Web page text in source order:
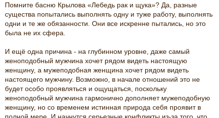
Помните басню Крылова «Лебедь рак и щука»? Да, разные
существа попытались выполнять одну и туже работу, выполнять
одни и те же обязанности. Они все искренне пытались, но это
была не их сфера.
И ещё одна причина - на глубинном уровне, даже самый
женоподобный мужчина хочет рядом видеть настоящую
женщину, а мужеподобная женщина хочет рядом видеть
настоящего мужчину. Возможно, в начале отношений это не
будет особо проявляться и ощущаться, поскольку
женоподобный мужчина гармонично дополняет мужеподобную
женщину, но со временем истинная природа себя проявит в